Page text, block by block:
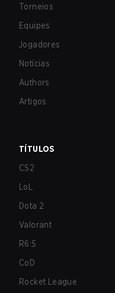
Torneios
Equipes
Jogadores
Notícias
Authors
Artigos
TÍTULOS
CS2
LoL
Dota 2
Valorant
R6:S
CoD
Rocket League